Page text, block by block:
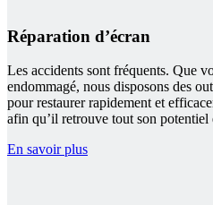
Réparation d’écran
Les accidents sont fréquents. Que
endommagé, nous disposons des
pour restaurer rapidement et
afin qu’il retrouve tout son potentiel
En savoir plus